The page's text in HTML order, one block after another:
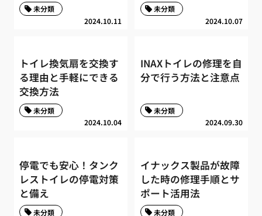
2024.10.11
未分類
2024.10.07
未分類
トイレ換気扇を交換す
る理由と手軽にできる
交換方法
2024.10.04
未分類
INAXトイレの修理を自
分で行う方法と注意点
2024.09.30
未分類
停電でも安心！タンク
レストイレの停電対策
と備え
未分類
イナックス製品が故障
した時の修理手順とサ
ポート活用法
未分類